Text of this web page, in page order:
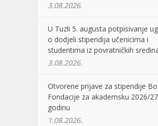
3.08.2026.
U Tuzli 5. augusta potpisivanje
o dodjeli stipendija učenicima i
studentima iz povratničkih
3.08.2026.
Otvorene prijave za stipendije
Fondacije za akademsku 2026/
godinu
1.08.2026.